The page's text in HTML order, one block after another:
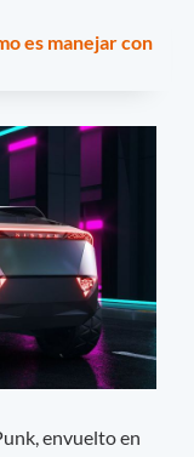
es manejar con
envuelto en